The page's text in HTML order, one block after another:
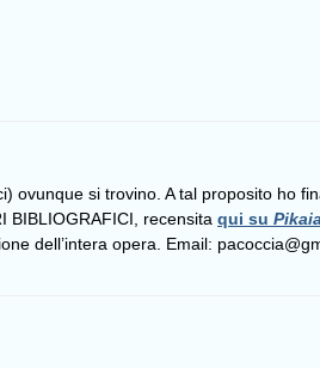
ovunque si trovino. A tal proposito ho
BIBLIOGRAFICI, recensita qui su Pikaia
dell’intera opera. Email: